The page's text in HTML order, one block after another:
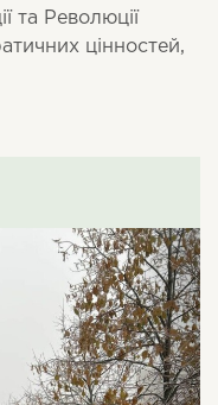
та Революції
цінностей,